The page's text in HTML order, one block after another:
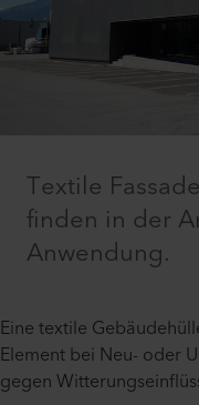
Textile
finden in der
Anwendung.
Eine textile
Element bei Neu- oder
gegen